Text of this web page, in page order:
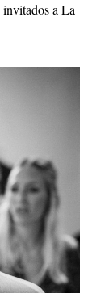
invitados a La